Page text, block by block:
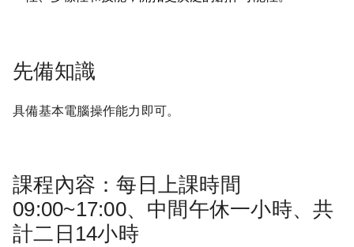
先備知識
具備基本電腦操作能力即可。
課程內容：每日上課時間
09:00~17:00、中間午休一小時、共
計二日14小時